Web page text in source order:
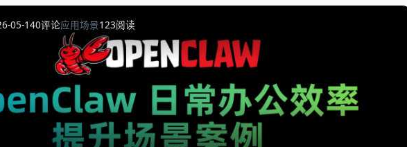
05-140评论应用场景123阅读